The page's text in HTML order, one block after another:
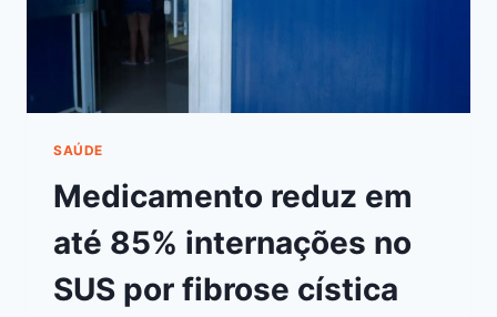
SAÚDE
Medicamento reduz em
até 85% internações no
SUS por fibrose cística